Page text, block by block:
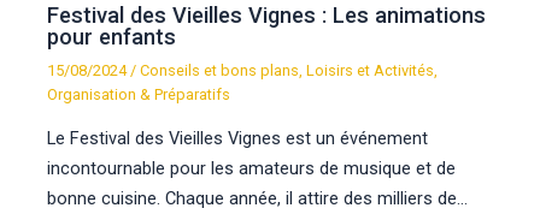
Festival des Vieilles Vignes : Les animations
pour enfants
15/08/2024 /Conseils et bons plans ,Loisirs et Activités
Organisation & Préparatifs
Le Festival des Vieilles Vignes est un événement
incontournable pour les amateurs de musique et de
bonne cuisine. Chaque année, il attire des milliers de…